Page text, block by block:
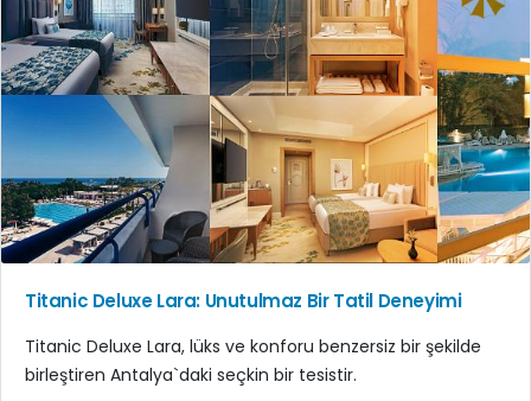
Titanic Deluxe Lara: Unutulmaz Bir Tatil Deneyimi
Titanic Deluxe Lara, lüks ve konforu benzersiz bir şekilde
birleştiren Antalya`daki seçkin bir tesistir.